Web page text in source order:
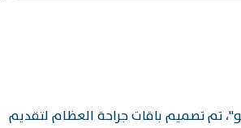
تم تصميم باقات جراحة العظام لتقديم